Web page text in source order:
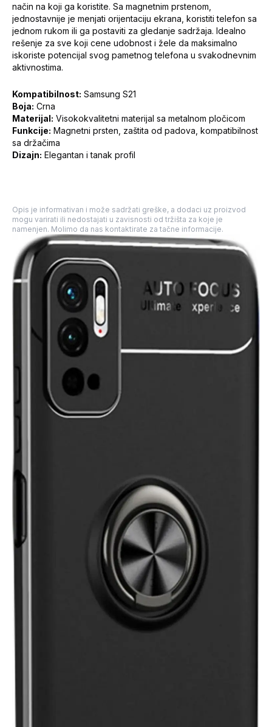
način na koji ga koristite. Sa magnetnim prstenom,
jednostavnije je menjati orijentaciju ekrana, koristiti telefon sa
jednom rukom ili ga postaviti za gledanje sadržaja. Idealno
rešenje za sve koji cene udobnost i žele da maksimalno
iskoriste potencijal svog pametnog telefona u svakodnevnim
aktivnostima.
Kompatibilnost: Samsung S21
Boja: Crna
Materijal: Visokokvalitetni materijal sa metalnom pločicom
Funkcije: Magnetni prsten, zaštita od padova, kompatibilnost
sa držačima
Dizajn: Elegantan i tanak profil
Opis je informativan i može sadržati greške, a dodaci uz proizvod
mogu varirati ili nedostajati u zavisnosti od tržišta za koje je
namenjen. Molimo da nas kontaktirate za tačne informacije.